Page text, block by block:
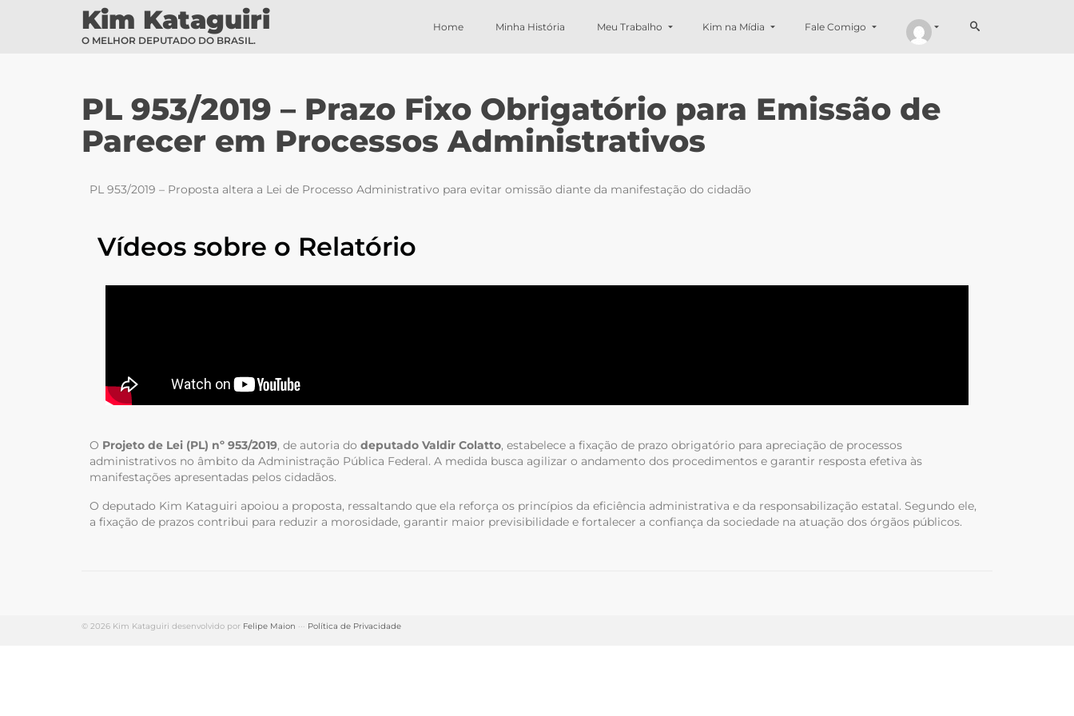
Kim Kataguiri
O MELHOR DEPUTADO DO BRASIL.
Home Minha História Meu Trabalho Kim na Mídia Fale Comigo
PL 953/2019 – Prazo Fixo Obrigatório para Emissão de
Parecer em Processos Administrativos
PL 953/2019 – Proposta altera a Lei de Processo Administrativo para evitar omissão diante da manifestação do cidadão
Vídeos sobre o Relatório
O Projeto de Lei (PL) nº 953/2019, de autoria do deputado Valdir Colatto, estabelece a fixação de prazo obrigatório para apreciação de processos
administrativos no âmbito da Administração Pública Federal. A medida busca agilizar o andamento dos procedimentos e garantir resposta efetiva às
manifestações apresentadas pelos cidadãos.
O deputado Kim Kataguiri apoiou a proposta, ressaltando que ela reforça os princípios da eficiência administrativa e da responsabilização estatal. Segundo ele,
a fixação de prazos contribui para reduzir a morosidade, garantir maior previsibilidade e fortalecer a confiança da sociedade na atuação dos órgãos públicos.
© 2026 Kim Kataguiri desenvolvido por Felipe Maion ··· Política de Privacidade